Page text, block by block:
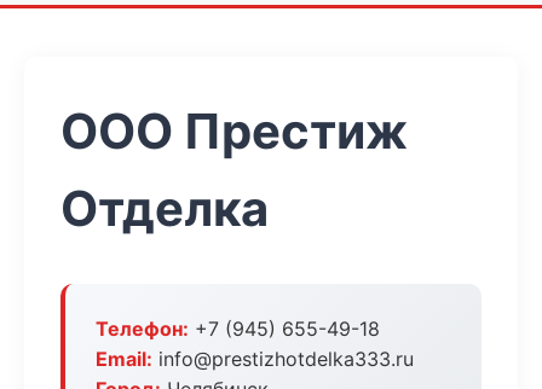
ООО Престиж
Отделка
Телефон: +7 (945) 655-49-18
Email: info@prestizhotdelka333.ru